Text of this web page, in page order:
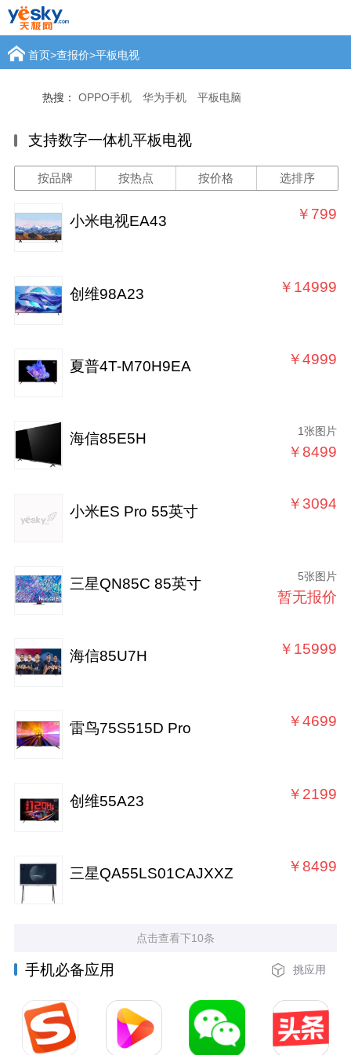
首页>查报价>平板电视
热搜： OPPO手机 华为手机 平板电脑
支持数字一体机平板电视
按品牌 按热点 按价格 选排序
小米电视EA43 ￥799
创维98A23 ￥14999
夏普4T-M70H9EA ￥4999
海信85E5H 1张图片
￥8499
小米ES Pro 55英寸 ￥3094
三星QN85C 85英寸 5张图片
暂无报价
海信85U7H ￥15999
雷鸟75S515D Pro ￥4699
创维55A23 ￥2199
三星QA55LS01CAJXXZ ￥8499
点击查看下10条
手机必备应用 挑应用